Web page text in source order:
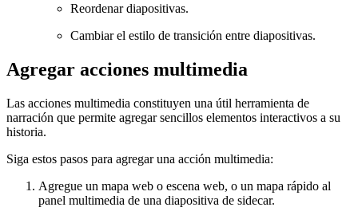
Reordenar diapositivas.
Cambiar el estilo de transición entre diapositivas.
Agregar acciones multimedia
Las acciones multimedia constituyen una útil herramienta de
narración que permite agregar sencillos elementos interactivos a su
historia.
Siga estos pasos para agregar una acción multimedia:
Agregue un mapa web o escena web, o un mapa rápido al
panel multimedia de una diapositiva de sidecar.